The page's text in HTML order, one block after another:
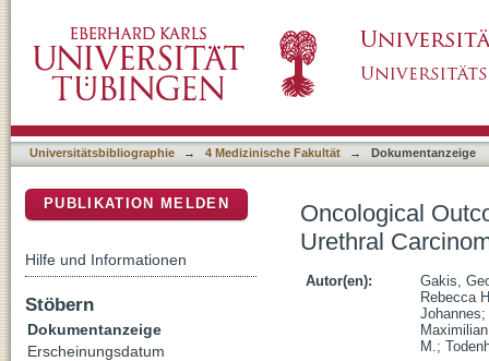
Universitätsbibliographie → 4 Medizinische Fakultät → Dokumentanzeige
Oncological
Urethral
Autor(en):
Gakis,
Rebecca
Johannes;
Maximilian
M.;
PUBLIKATION MELDEN
Hilfe und Informationen
Stöbern
Dokumentanzeige
Erscheinungsdatum